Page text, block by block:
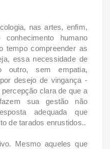
nas artes, enfim,
humano
tempo compreender as
essa necessidade de
sem empatia,
desejo de vingança -
clara de que a
sua gestão não
adequada que
de tarados enrustidos..
Mesmo aqueles que